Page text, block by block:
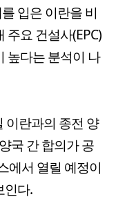
입은 이란을 비
주요 건설사(EPC)
높다는 분석이 나
이란과의 종전 양
국 간 합의가 공
에서 열릴 예정이
인다.